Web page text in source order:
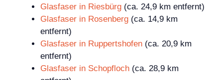
Glasfaser in Riesbürg (ca. 24,9 km entfernt)
Glasfaser in Rosenberg (ca. 14,9 km
entfernt)
Glasfaser in Ruppertshofen (ca. 20,9 km
entfernt)
Glasfaser in Schopfloch (ca. 28,9 km